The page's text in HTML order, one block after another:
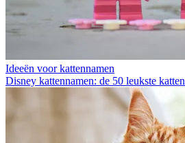
Ideeën voor kattennamen
Disney kattennamen: de 50 leukste